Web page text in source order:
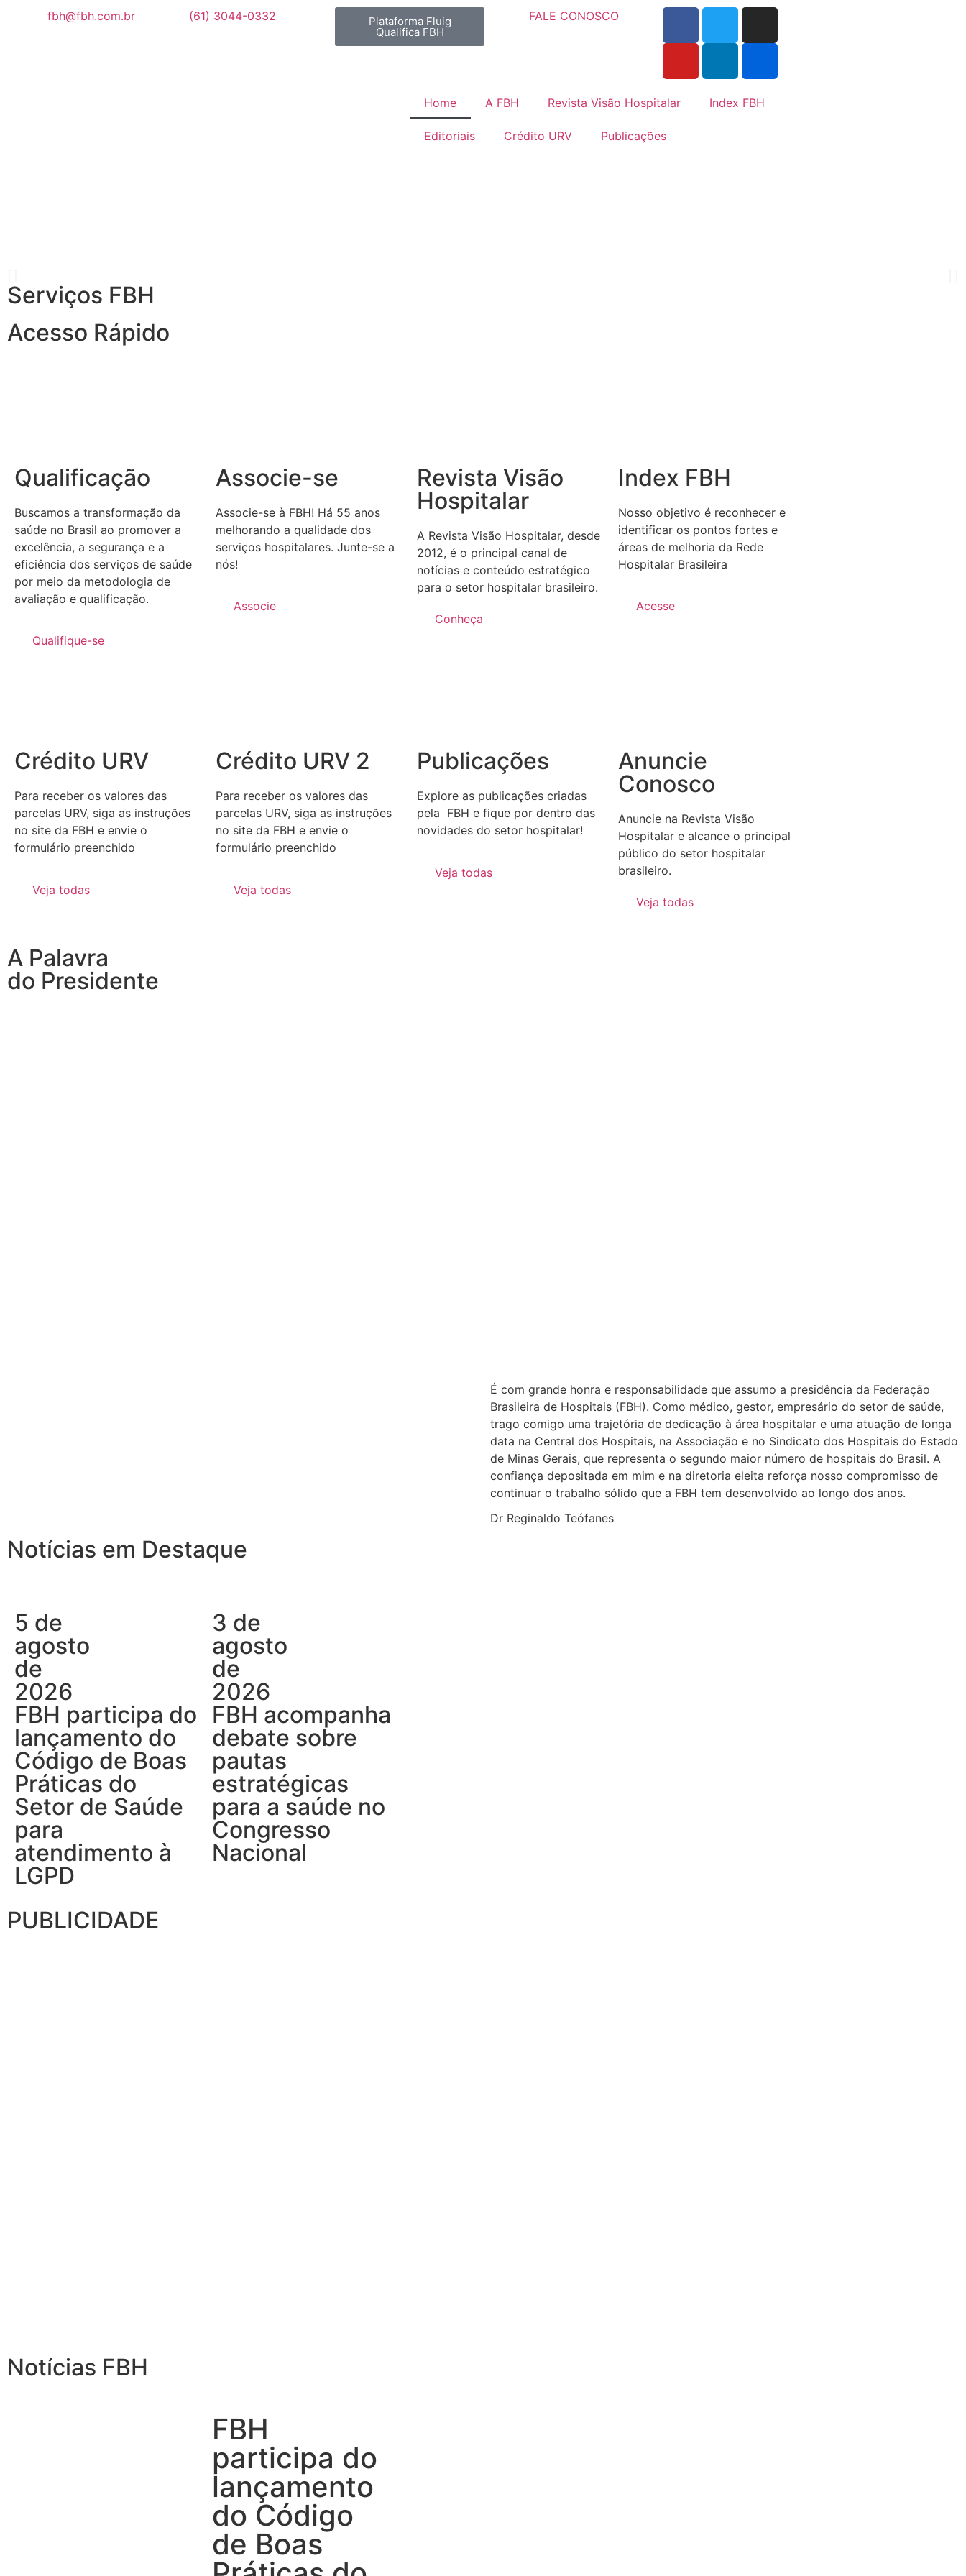
fbh@fbh.com.br (61) 3044-0332 Plataforma Fluig
Qualifica FBH
FALE CONOSCO
Home A FBH Revista Visão Hospitalar Index FBH
Editoriais Crédito URV Publicações
Serviços FBH
Acesso Rápido
Qualificação
Buscamos a transformação da
saúde no Brasil ao promover a
excelência, a segurança e a
eficiência dos serviços de saúde
por meio da metodologia de
avaliação e qualificação.
Qualifique-se
Associe-se
Associe-se à FBH! Há 55 anos
melhorando a qualidade dos
serviços hospitalares. Junte-se a
nós!
Associe
Revista Visão
Hospitalar
A Revista Visão Hospitalar, desde
2012, é o principal canal de
notícias e conteúdo estratégico
para o setor hospitalar brasileiro.
Conheça
Index FBH
Nosso objetivo é reconhecer e
identificar os pontos fortes e
áreas de melhoria da Rede
Hospitalar Brasileira
Acesse
Crédito URV
Para receber os valores das
parcelas URV, siga as instruções
no site da FBH e envie o
formulário preenchido
Veja todas
Crédito URV 2
Para receber os valores das
parcelas URV, siga as instruções
no site da FBH e envie o
formulário preenchido
Veja todas
Publicações
Explore as publicações criadas
pela FBH e fique por dentro das
novidades do setor hospitalar!
Veja todas
Anuncie
Conosco
Anuncie na Revista Visão
Hospitalar e alcance o principal
público do setor hospitalar
brasileiro.
Veja todas
A Palavra
do Presidente
É com grande honra e responsabilidade que assumo a presidência da Federação
Brasileira de Hospitais (FBH). Como médico, gestor, empresário do setor de saúde,
trago comigo uma trajetória de dedicação à área hospitalar e uma atuação de longa
data na Central dos Hospitais, na Associação e no Sindicato dos Hospitais do Estado
de Minas Gerais, que representa o segundo maior número de hospitais do Brasil. A
confiança depositada em mim e na diretoria eleita reforça nosso compromisso de
continuar o trabalho sólido que a FBH tem desenvolvido ao longo dos anos.
Dr Reginaldo Teófanes
Notícias em Destaque
5 de
agosto
de
2026
FBH participa do
lançamento do
Código de Boas
Práticas do
Setor de Saúde
para
atendimento à
LGPD
3 de
agosto
de
2026
FBH acompanha
debate sobre
pautas
estratégicas
para a saúde no
Congresso
Nacional
PUBLICIDADE
Notícias FBH
FBH
participa do
lançamento
do Código
de Boas